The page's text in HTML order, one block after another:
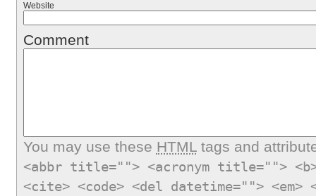
Website
Comment
You may use these HTMLtags and
<abbr title=""> <acronym title="">
<cite> <code> <del datetime="">